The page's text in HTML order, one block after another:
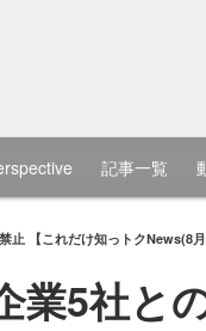
記事一覧
止 【これだけ知っトクNews(8月
業5社と